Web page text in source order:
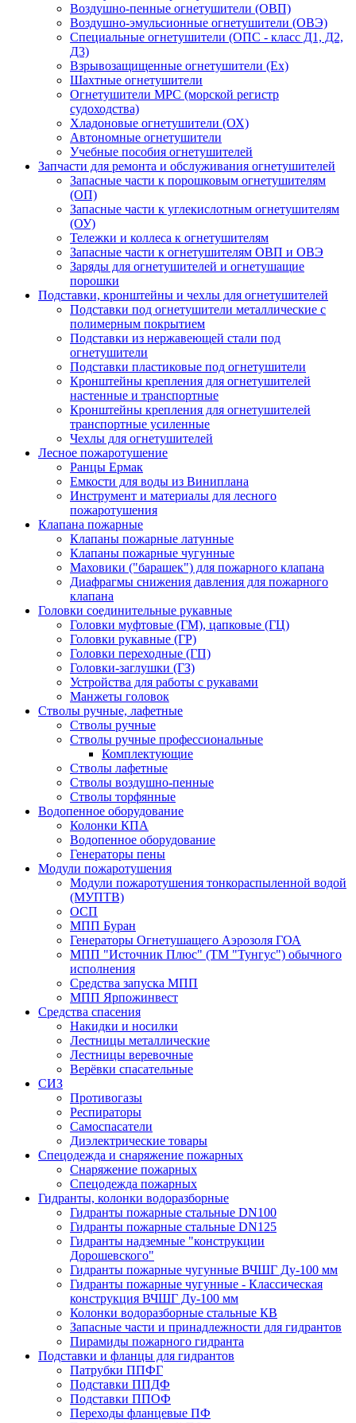
Воздушно-пенные огнетушители (ОВП)
Воздушно-эмульсионные огнетушители (ОВЭ)
Специальные огнетушители (ОПС - класс Д1, Д2,
Д3)
Взрывозащищенные огнетушители (Ex)
Шахтные огнетушители
Огнетушители МРС (морской регистр
судоходства)
Хладоновые огнетушители (ОХ)
Автономные огнетушители
Учебные пособия огнетушителей
Запчасти для ремонта и обслуживания огнетушителей
Запасные части к порошковым огнетушителям
(ОП)
Запасные части к углекислотным огнетушителям
(ОУ)
Тележки и коллеса к огнетушителям
Запасные части к огнетушителям ОВП и ОВЭ
Заряды для огнетушителей и огнетушащие
порошки
Подставки, кронштейны и чехлы для огнетушителей
Подставки под огнетушители металлические с
полимерным покрытием
Подставки из нержавеющей стали под
огнетушители
Подставки пластиковые под огнетушители
Кронштейны крепления для огнетушителей
настенные и транспортные
Кронштейны крепления для огнетушителей
транспортные усиленные
Чехлы для огнетушителей
Лесное пожаротушение
Ранцы Ермак
Емкости для воды из Виниплана
Инструмент и материалы для лесного
пожаротушения
Клапана пожарные
Клапаны пожарные латунные
Клапаны пожарные чугунные
Маховики ("барашек") для пожарного клапана
Диафрагмы снижения давления для пожарного
клапана
Головки соединительные рукавные
Головки муфтовые (ГМ), цапковые (ГЦ)
Головки рукавные (ГР)
Головки переходные (ГП)
Головки-заглушки (ГЗ)
Устройства для работы с рукавами
Манжеты головок
Стволы ручные, лафетные
Стволы ручные
Стволы ручные профессиональные
Комплектующие
Стволы лафетные
Стволы воздушно-пенные
Стволы торфянные
Водопенное оборудование
Колонки КПА
Водопенное оборудование
Генераторы пены
Модули пожаротушения
Модули пожаротушения тонкораспыленной водой
(МУПТВ)
ОСП
МПП Буран
Генераторы Огнетушащего Аэрозоля ГОА
МПП "Источник Плюс" (ТМ "Тунгус") обычного
исполнения
Средства запуска МПП
МПП Ярпожинвест
Средства спасения
Накидки и носилки
Лестницы металлические
Лестницы веревочные
Верёвки спасательные
СИЗ
Противогазы
Респираторы
Самоспасатели
Диэлектрические товары
Спецодежда и снаряжение пожарных
Снаряжение пожарных
Спецодежда пожарных
Гидранты, колонки водоразборные
Гидранты пожарные стальные DN100
Гидранты пожарные стальные DN125
Гидранты надземные "конструкции
Дорошевского"
Гидранты пожарные чугунные ВЧШГ Ду-100 мм
Гидранты пожарные чугунные - Классическая
конструкция ВЧШГ Ду-100 мм
Колонки водоразборные стальные КВ
Запасные части и принадлежности для гидрантов
Пирамиды пожарного гидранта
Подставки и фланцы для гидрантов
Патрубки ППФГ
Подставки ППДФ
Подставки ППОФ
Переходы фланцевые ПФ